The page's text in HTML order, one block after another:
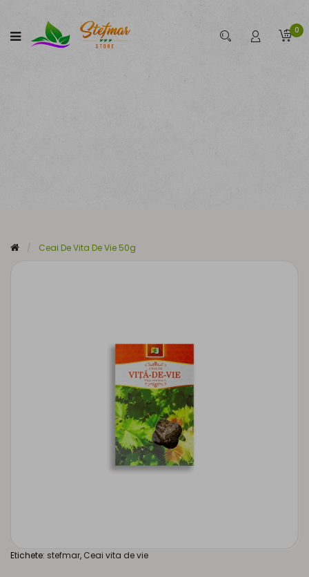
0
Ceai De Vita De Vie 50g
Etichete: stefmar, Ceai vita de vie